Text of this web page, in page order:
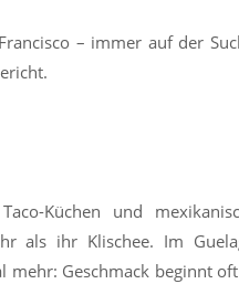
– immer auf der
Küchen und
als ihr Klischee. Im
mehr: Geschmack beginnt